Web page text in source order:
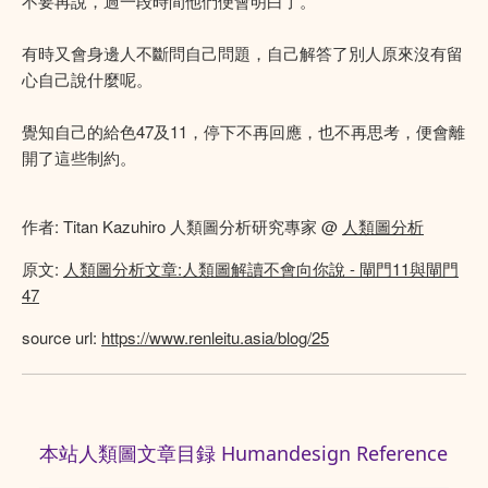
有時又會身邊人不斷問自己問題，自己解答了別人原來沒有留
心自己說什麼呢。
覺知自己的給色47及11，停下不再回應，也不再思考，便會離
開了這些制約。
作者: Titan Kazuhiro 人類圖分析研究專家 @ 人類圖分析
原文: 人類圖分析文章:人類圖解讀不會向你說 - 閘門11與閘門
47
source url: https://www.renleitu.asia/blog/25
本站人類圖文章目録 Humandesign Reference